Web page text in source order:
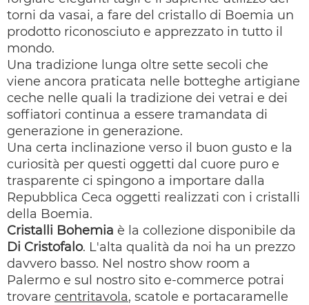
torni da vasai, a fare del cristallo di Boemia un
prodotto riconosciuto e apprezzato in tutto il
mondo.
Una tradizione lunga oltre sette secoli che
viene ancora praticata nelle botteghe artigiane
ceche nelle quali la tradizione dei vetrai e dei
soffiatori continua a essere tramandata di
generazione in generazione.
Una certa inclinazione verso il buon gusto e la
curiosità per questi oggetti dal cuore puro e
trasparente ci spingono a importare dalla
Repubblica Ceca oggetti realizzati con i cristalli
della Boemia.
Cristalli Bohemia è la collezione disponibile da
Di Cristofalo. L'alta qualità da noi ha un prezzo
davvero basso. Nel nostro show room a
Palermo e sul nostro sito e-commerce potrai
trovare centritavola, scatole e portacaramelle